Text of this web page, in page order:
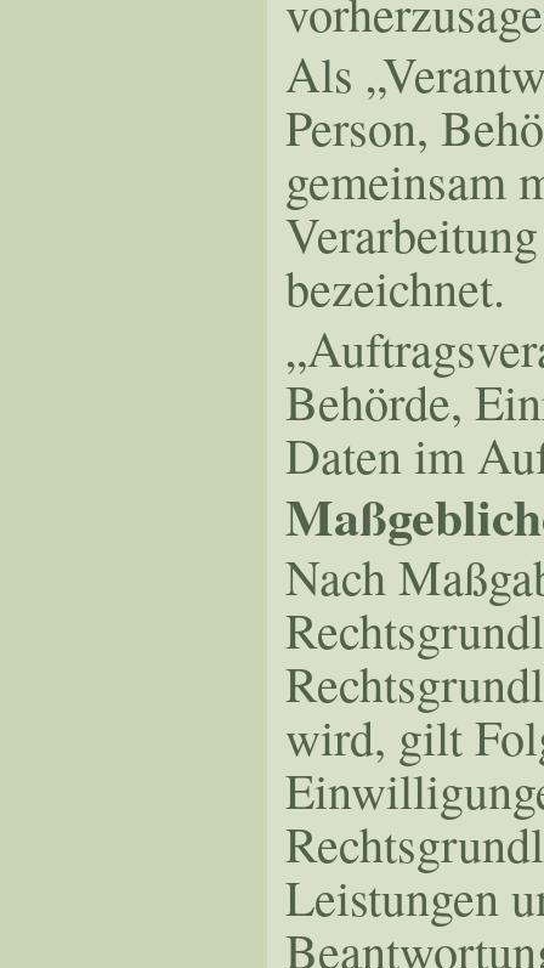
Als
Person,
gemeinsam
bezeichnet.
Behörde,
Daten im
Nach
wird, gilt
Leistungen